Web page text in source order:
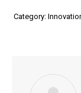
Category: